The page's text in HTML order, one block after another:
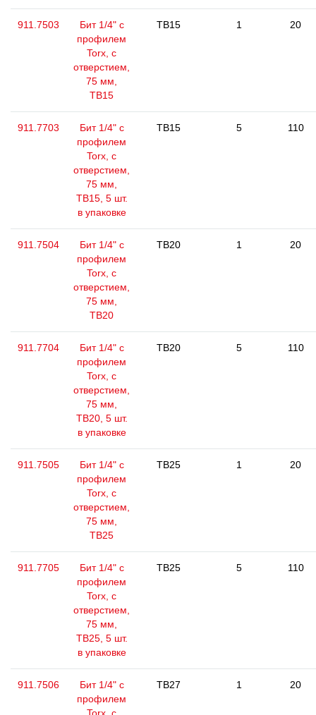
911.7503
Бит 1/4" с
профилем
Torx, с
отверстием,
75 мм,
ТВ15
TB15 1 20
911.7703
Бит 1/4" с
профилем
Torx, с
отверстием,
75 мм,
ТВ15, 5 шт.
в упаковке
TB15 5 110
911.7504
Бит 1/4" с
профилем
Torx, с
отверстием,
75 мм,
ТВ20
TB20 1 20
911.7704
Бит 1/4" с
профилем
Torx, с
отверстием,
75 мм,
ТВ20, 5 шт.
в упаковке
TB20 5 110
911.7505
Бит 1/4" с
профилем
Torx, с
отверстием,
75 мм,
ТВ25
TB25 1 20
911.7705
Бит 1/4" с
профилем
Torx, с
отверстием,
75 мм,
ТВ25, 5 шт.
в упаковке
TB25 5 110
911.7506
Бит 1/4" с
профилем
TB27 1 20